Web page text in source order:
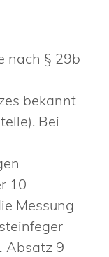
nach § 29b
bekannt
Bei
10
Messung
Absatz 9